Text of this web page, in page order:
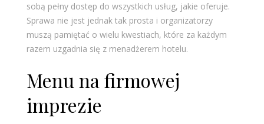
sobą pełny dostęp do wszystkich usług, jakie oferuje.
Sprawa nie jest jednak tak prosta i organizatorzy
muszą pamiętać o wielu kwestiach, które za każdym
razem uzgadnia się z menadżerem hotelu.
Menu na firmowej
imprezie